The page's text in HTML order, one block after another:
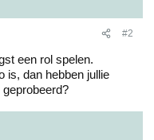
#2
een rol spelen.
is, dan hebben jullie